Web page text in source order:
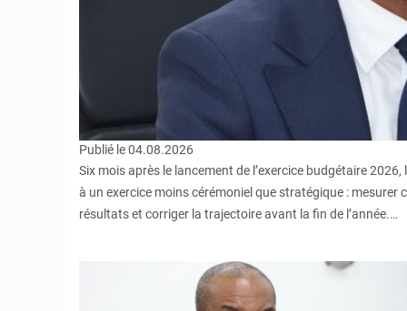
Publié le 04.08.2026
Six mois après le lancement de l’exercice budgétaire
à un exercice moins cérémoniel que stratégique : mesurer
résultats et corriger la trajectoire avant la fin de l’année.…